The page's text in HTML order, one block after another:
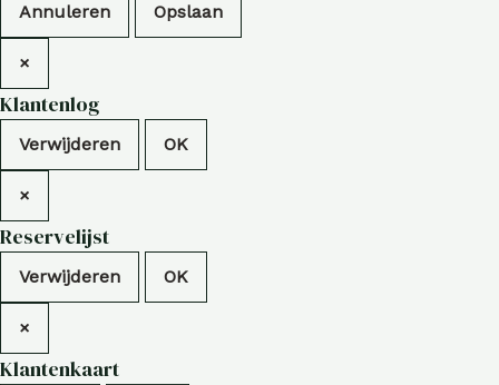
Annuleren
×
Klantenlog
Verwijderen OK
×
Reservelijst
Verwijderen OK
×
Klantenkaart